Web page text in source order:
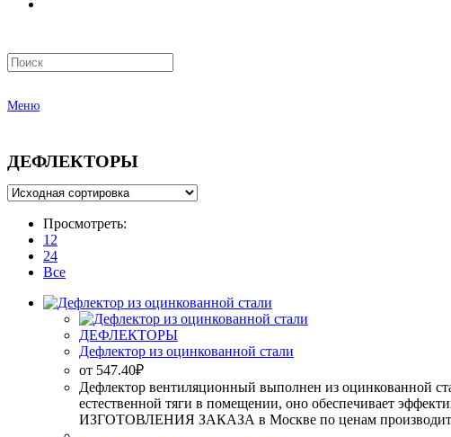
Меню
ДЕФЛЕКТОРЫ
Просмотреть:
12
24
Все
ДЕФЛЕКТОРЫ
Дефлектор из оцинкованной стали
от 547.40₽
Дефлектор вентиляционный выполнен из оцинкованной
естественной тяги в помещении, оно обеспечивает
ИЗГОТОВЛЕНИЯ ЗАКАЗА в Москве по ценам